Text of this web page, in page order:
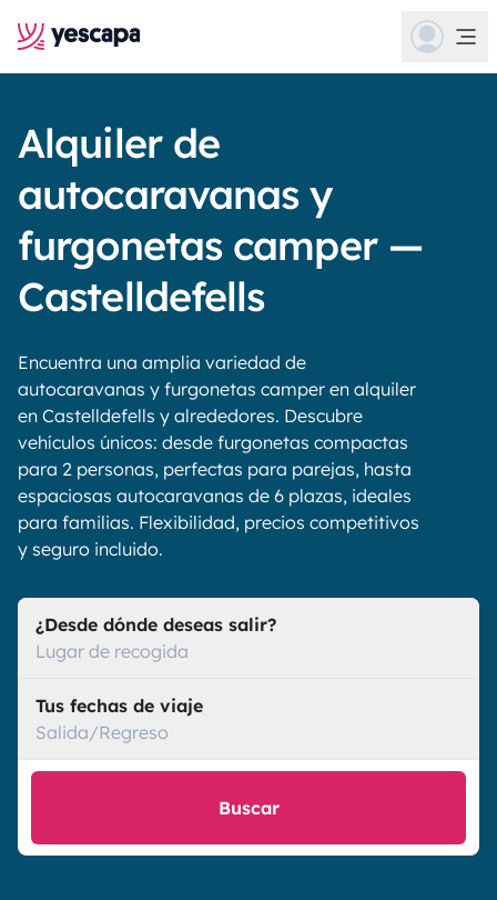
Alquiler de
autocaravanas y
furgonetas camper —
Castelldefells
Encuentra una amplia variedad de
autocaravanas y furgonetas camper en alquiler
en Castelldefells y alrededores. Descubre
vehículos únicos: desde furgonetas compactas
para 2 personas, perfectas para parejas, hasta
espaciosas autocaravanas de 6 plazas, ideales
para familias. Flexibilidad, precios competitivos
y seguro incluido.
¿Desde dónde deseas salir?
Lugar de recogida
Tus fechas de viaje
Salida/Regreso
Buscar